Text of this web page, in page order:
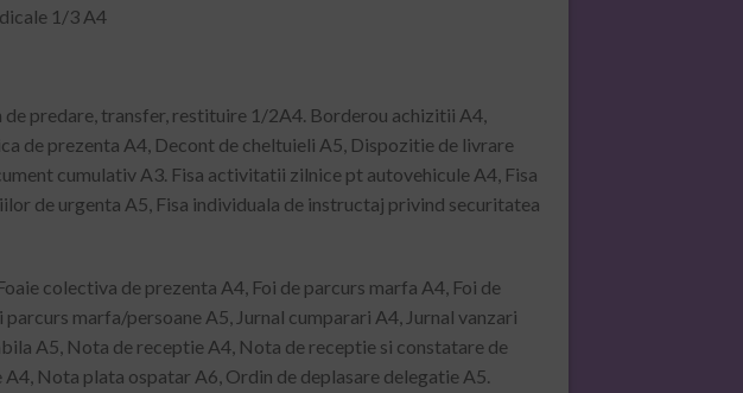
1/3 A4
predare, transfer, restituire 1/2A4. Borderou achizitii A4,
de prezenta A4, Decont de cheltuieli A5, Dispozitie de livrare
cumulativ A3. Fisa activitatii zilnice pt autovehicule A4, Fisa
de urgenta A5, Fisa individuala de instructaj privind securitatea
colectiva de prezenta A4, Foi de parcurs marfa A4, Foi de
marfa/persoane A5, Jurnal cumparari A4, Jurnal vanzari
A5, Nota de receptie A4, Nota de receptie si constatare de
Nota plata ospatar A6, Ordin de deplasare delegatie A5.